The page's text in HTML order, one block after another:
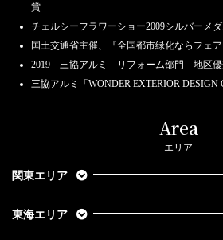
賞
チェルシーフラワーショー2009シルバーメ
国土交通省主催、『全国都市緑化ならフェア
2019 三協アルミ リフォーム部門 地区優
三協アルミ「WONDER EXTERIOR DESIGN
Area
エリア
関東エリア
東海エリア